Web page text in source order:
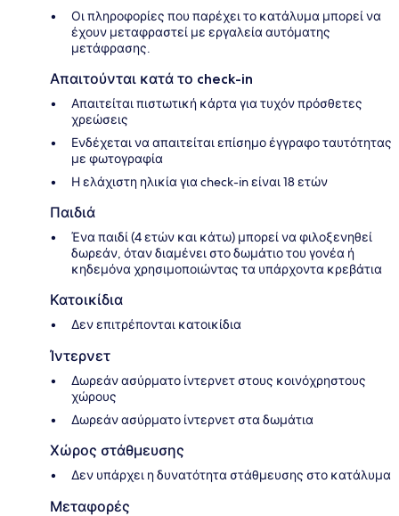
Οι πληροφορίες που παρέχει το κατάλυμα μπορεί να
έχουν μεταφραστεί με εργαλεία αυτόματης
μετάφρασης.
Απαιτούνται κατά το check-in
Απαιτείται πιστωτική κάρτα για τυχόν πρόσθετες
χρεώσεις
Ενδέχεται να απαιτείται επίσημο έγγραφο ταυτότητας
με φωτογραφία
Η ελάχιστη ηλικία για check-in είναι 18 ετών
Παιδιά
Ένα παιδί (4 ετών και κάτω) μπορεί να φιλοξενηθεί
δωρεάν, όταν διαμένει στο δωμάτιο του γονέα ή
κηδεμόνα χρησιμοποιώντας τα υπάρχοντα κρεβάτια
Κατοικίδια
Δεν επιτρέπονται κατοικίδια
Ίντερνετ
Δωρεάν ασύρματο ίντερνετ στους κοινόχρηστους
χώρους
Δωρεάν ασύρματο ίντερνετ στα δωμάτια
Χώρος στάθμευσης
Δεν υπάρχει η δυνατότητα στάθμευσης στο κατάλυμα
Μεταφορές